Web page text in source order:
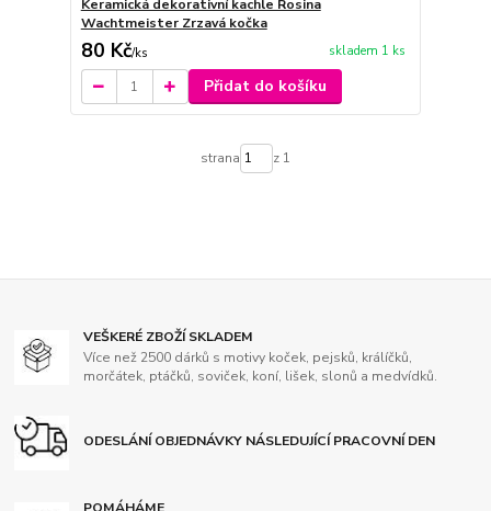
Keramická dekorativní kachle Rosina
Wachtmeister Zrzavá kočka
80 Kč/ks skladem 1 ks
Přidat do košíku
strana z 1
VEŠKERÉ ZBOŽÍ SKLADEM
Více než 2500 dárků s motivy koček, pejsků, králíčků,
morčátek, ptáčků, soviček, koní, lišek, slonů a medvídků.
ODESLÁNÍ OBJEDNÁVKY NÁSLEDUJÍCÍ PRACOVNÍ DEN